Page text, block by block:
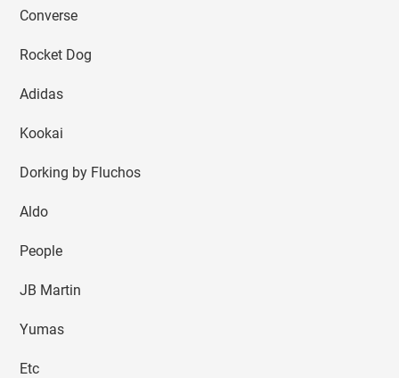
Converse
Rocket Dog
Adidas
Kookai
Dorking by Fluchos
Aldo
People
JB Martin
Yumas
Etc